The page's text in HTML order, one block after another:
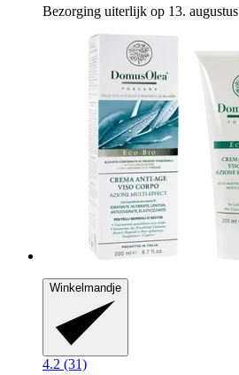
Bezorging uiterlijk op 13. augustus
Winkelmandje
4.2 (31)